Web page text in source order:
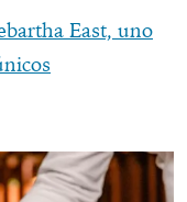
East, uno